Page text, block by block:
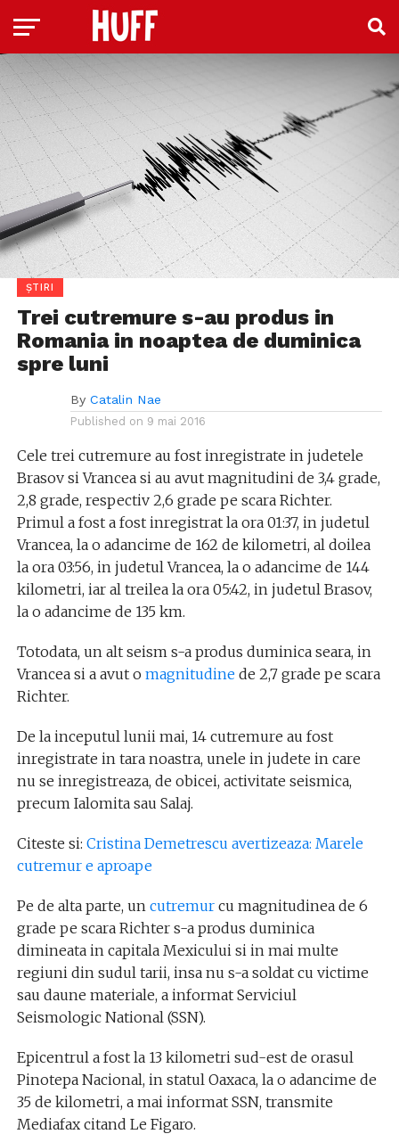
ȘTIRI
Trei cutremure s-au produs in
Romania in noaptea de duminica
spre luni
By Catalin Nae
Published on 9 mai 2016
Cele trei cutremure au fost inregistrate in judetele
Brasov si Vrancea si au avut magnitudini de 3,4 grade,
2,8 grade, respectiv 2,6 grade pe scara Richter.
Primul a fost a fost inregistrat la ora 01:37, in judetul
Vrancea, la o adancime de 162 de kilometri, al doilea
la ora 03:56, in judetul Vrancea, la o adancime de 144
kilometri, iar al treilea la ora 05:42, in judetul Brasov,
la o adancime de 135 km.
Totodata, un alt seism s-a produs duminica seara, in
Vrancea si a avut o magnitudine de 2,7 grade pe scara
Richter.
De la inceputul lunii mai, 14 cutremure au fost
inregistrate in tara noastra, unele in judete in care
nu se inregistreaza, de obicei, activitate seismica,
precum Ialomita sau Salaj.
Citeste si: Cristina Demetrescu avertizeaza: Marele
cutremur e aproape
Pe de alta parte, uncutremurcu magnitudinea de 6
grade pe scara Richter s-a produs duminica
dimineata in capitala Mexicului si in mai multe
regiuni din sudul tarii, insa nu s-a soldat cu victime
sau daune materiale, a informat Serviciul
Seismologic National (SSN).
Epicentrul a fost la 13 kilometri sud-est de orasul
Pinotepa Nacional, in statul Oaxaca, la o adancime de
35 de kilometri, a mai informat SSN, transmite
Mediafax citand Le Figaro.